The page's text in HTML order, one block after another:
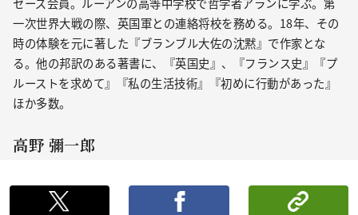
一次世界大戦の際、英国軍との連絡将校を務める。18年、その
時の体験を元に著した『ブランブル大佐の沈黙』で作家とな
る。他の邦訳のある著書に、『英国史』、『フランス史』『プ
ルーストを求めて』『私の生活技術』『初めに行動があった』
ほか多数。
高野 彌一郎
ポストする シ